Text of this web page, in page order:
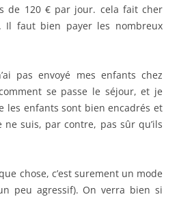
de 120 € par jour. cela fait cher
Il faut bien payer les nombreux
pas envoyé mes enfants chez
se passe le séjour, et je
les enfants sont bien encadrés et
ne suis, par contre, pas sûr qu’ils
chose, c’est surement un mode
peu agressif). On verra bien si